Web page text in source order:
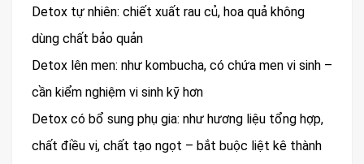
Detox tự nhiên: chiết xuất rau củ, hoa quả không
dùng chất bảo quản
Detox lên men: như kombucha, có chứa men vi sinh –
cần kiểm nghiệm vi sinh kỹ hơn
Detox có bổ sung phụ gia: như hương liệu tổng hợp,
chất điều vị, chất tạo ngọt – bắt buộc liệt kê thành